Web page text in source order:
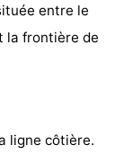
entre le
la frontière de
ligne côtière.